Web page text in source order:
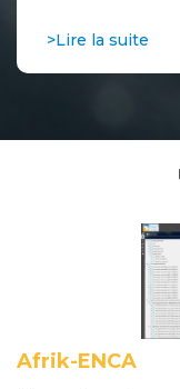
>Lire la suite
Afrik-ENCA